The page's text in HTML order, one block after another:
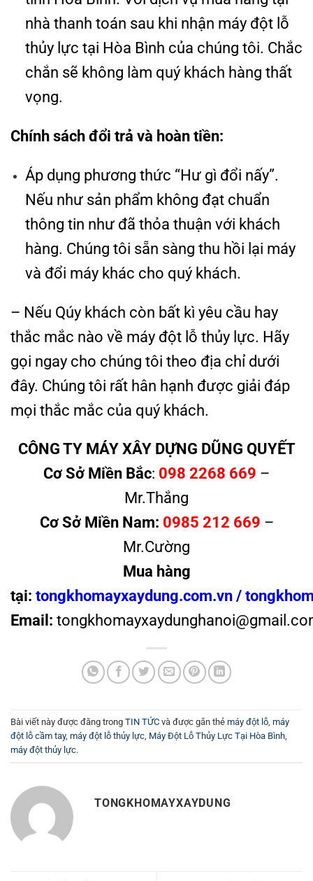
nhà thanh toán sau khi nhận máy đột lỗ
thủy lực tại Hòa Bình của chúng tôi. Chắc
chắn sẽ không làm quý khách hàng thất
vọng.
Chính sách đổi trả và hoàn tiền:
Áp dụng phương thức “Hư gì đổi nấy”.
Nếu như sản phẩm không đạt chuẩn
thông tin như đã thỏa thuận với khách
hàng. Chúng tôi sẵn sàng thu hồi lại máy
và đổi máy khác cho quý khách.
– Nếu Qúy khách còn bất kì yêu cầu hay
thắc mắc nào về máy đột lỗ thủy lực. Hãy
gọi ngay cho chúng tôi theo địa chỉ dưới
đây. Chúng tôi rất hân hạnh được giải đáp
mọi thắc mắc của quý khách.
CÔNG TY MÁY XÂY DỰNG DŨNG QUYẾT
Cơ Sở Miền Bắc: 098 2268 669 –
Mr.Thắng
Cơ Sở Miền Nam: 0985 212 669 –
Mr.Cường
Mua hàng
tại: tongkhomayxaydung.com.vn/
Email:
Bài viết này được đăng trong TIN TỨC và được gắn thẻ máy đột lỗ máy
đột lỗ cầm tay, máy đột lỗ thủy lực Máy Đột Lỗ Thủy Lực Tại Hòa Bình
máy đột thủy lực.
TONGKHOMAYXAYDUNG